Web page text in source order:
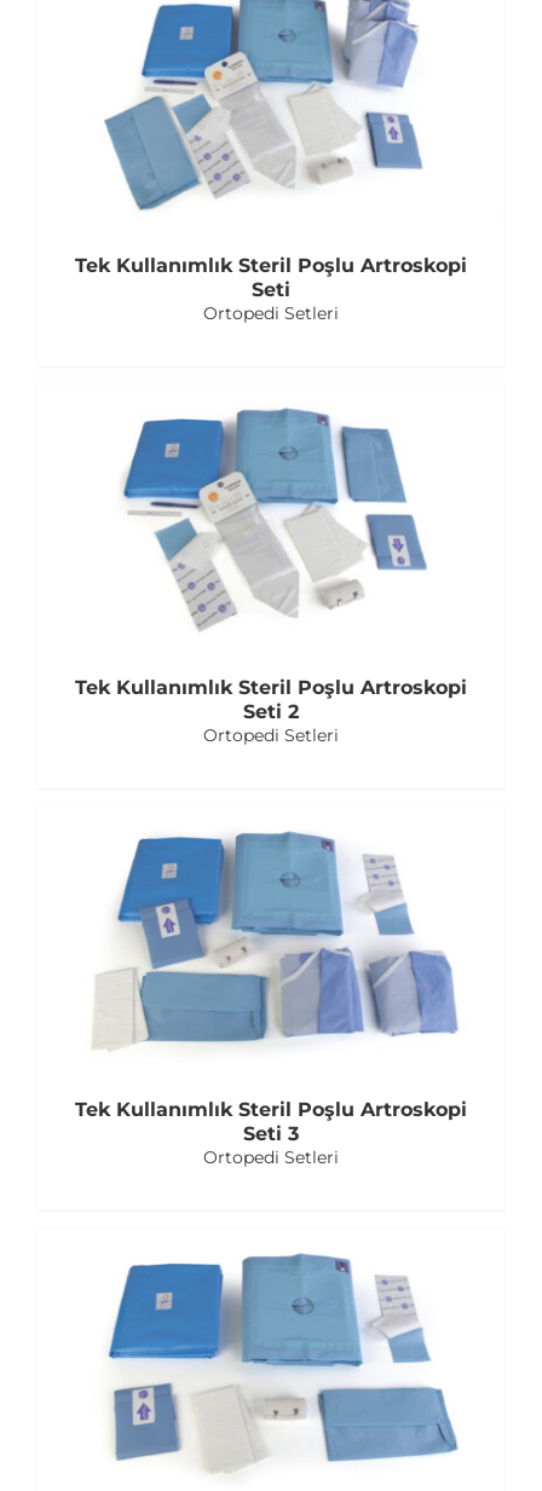
Tek Kullanımlık Steril Poşlu Artroskopi
Seti
Ortopedi Setleri
Tek Kullanımlık Steril Poşlu Artroskopi
Seti 2
Ortopedi Setleri
Tek Kullanımlık Steril Poşlu Artroskopi
Seti 3
Ortopedi Setleri